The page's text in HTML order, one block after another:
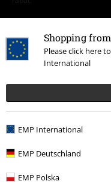
Shopping
Please click here
International
EMP International
EMP Deutschland
EMP Polska
Vores
I dag er kundeservice åben
Kundeservice